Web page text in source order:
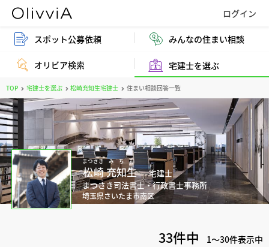
スポット公募依頼 みんなの住まい相談
オリビア検索 宅建士を選ぶ
TOP 宅建士を選ぶ 松崎充知生宅建士 住まい相談回答一覧
松崎
まつさき
充知生
みちお
宅建士
まつさき司法書士・行政書士事務所
埼玉県さいたま市南区
33件中 1～30件表示中